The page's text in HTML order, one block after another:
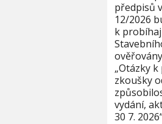
předpisů
12/2026
k
„Otázky
zkoušky
vydání,
30 7.